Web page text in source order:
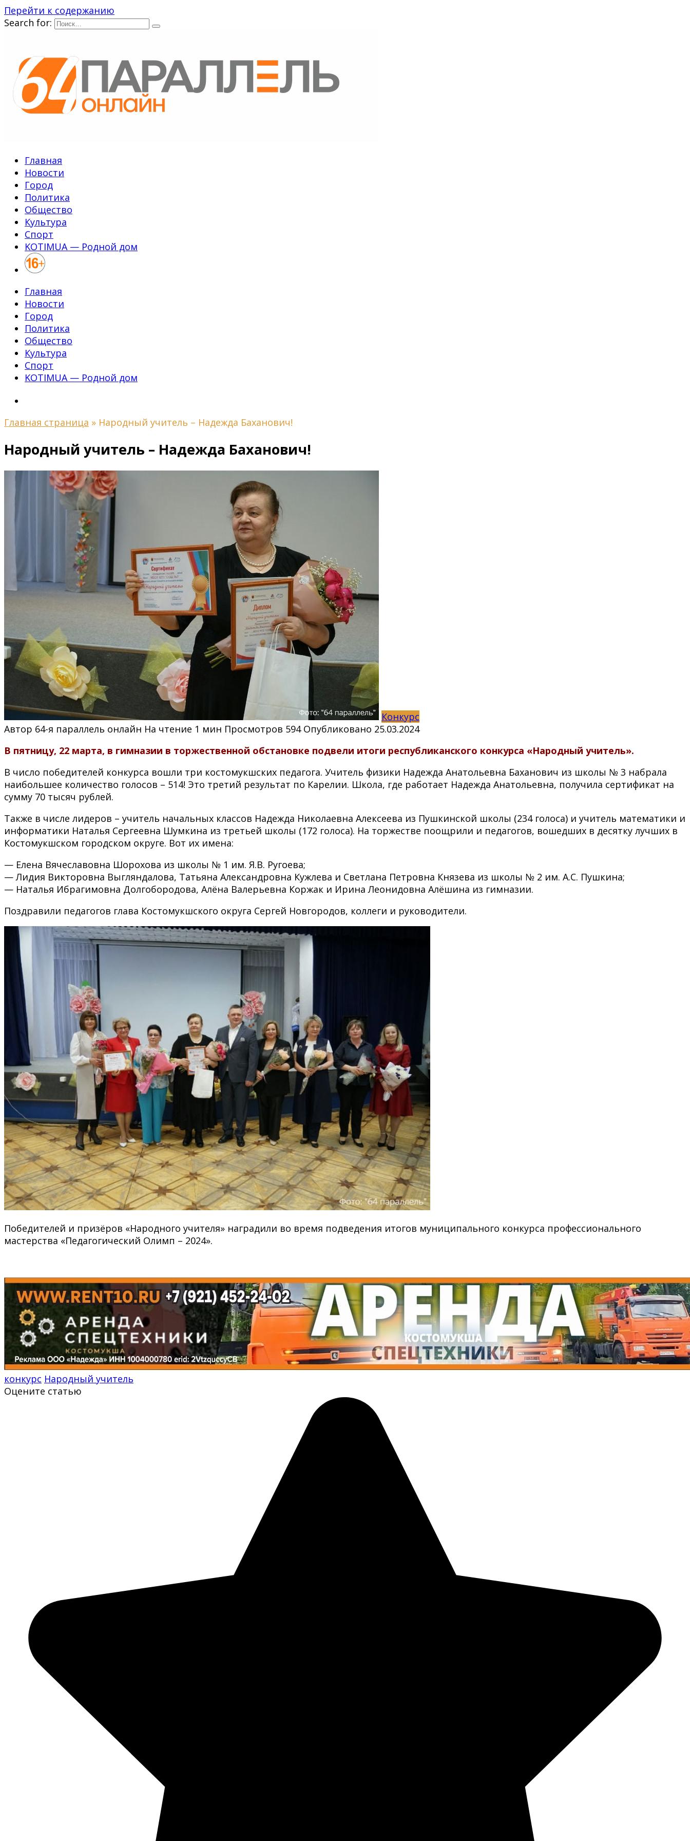
Перейти к содержанию
Search for:
Главная
Новости
Город
Политика
Общество
Культура
Спорт
KOTIMUA — Родной дом
Главная
Новости
Город
Политика
Общество
Культура
Спорт
KOTIMUA — Родной дом
Главная страница » Народный учитель – Надежда Баханович!
Народный учитель – Надежда Баханович!
Конкурс
Автор 64-я параллель онлайн На чтение 1 мин Просмотров 594 Опубликовано 25.03.2024
В пятницу, 22 марта, в гимназии в торжественной обстановке подвели итоги республиканского конкурса «Народный учитель».
В число победителей конкурса вошли три костомукшских педагога. Учитель физики Надежда Анатольевна Баханович из школы № 3 набрала
наибольшее количество голосов – 514! Это третий результат по Карелии. Школа, где работает Надежда Анатольевна, получила сертификат на
сумму 70 тысяч рублей.
Также в числе лидеров – учитель начальных классов Надежда Николаевна Алексеева из Пушкинской школы (234 голоса) и учитель математики и
информатики Наталья Сергеевна Шумкина из третьей школы (172 голоса). На торжестве поощрили и педагогов, вошедших в десятку лучших в
Костомукшском городском округе. Вот их имена:
— Елена Вячеславовна Шорохова из школы № 1 им. Я.В. Ругоева;
— Лидия Викторовна Выгляндалова, Татьяна Александровна Кужлева и Светлана Петровна Князева из школы № 2 им. А.С. Пушкина;
— Наталья Ибрагимовна Долгобородова, Алёна Валерьевна Коржак и Ирина Леонидовна Алёшина из гимназии.
Поздравили педагогов глава Костомукшского округа Сергей Новгородов, коллеги и руководители.
Победителей и призёров «Народного учителя» наградили во время подведения итогов муниципального конкурса профессионального
мастерства «Педагогический Олимп – 2024».
конкурс Народный учитель
Оцените статью